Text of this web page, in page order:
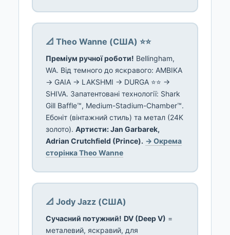
📐 Theo Wanne (США) ⭐⭐
Преміум ручної роботи! Bellingham,
WA. Від темного до яскравого: AMBIKA
→ GAIA → LAKSHMI → DURGA ⭐⭐ →
SHIVA. Запатентовані технології: Shark
Gill Baffle™, Medium-Stadium-Chamber™.
Ебоніт (вінтажний стиль) та метал (24K
золото). Артисти: Jan Garbarek,
Adrian Crutchfield (Prince). → Окрема
сторінка Theo Wanne
📐 Jody Jazz (США)
Сучасний потужний! DV (Deep V) =
металевий, яскравий, для